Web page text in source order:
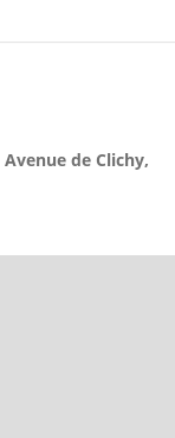
Avenue de Clichy,